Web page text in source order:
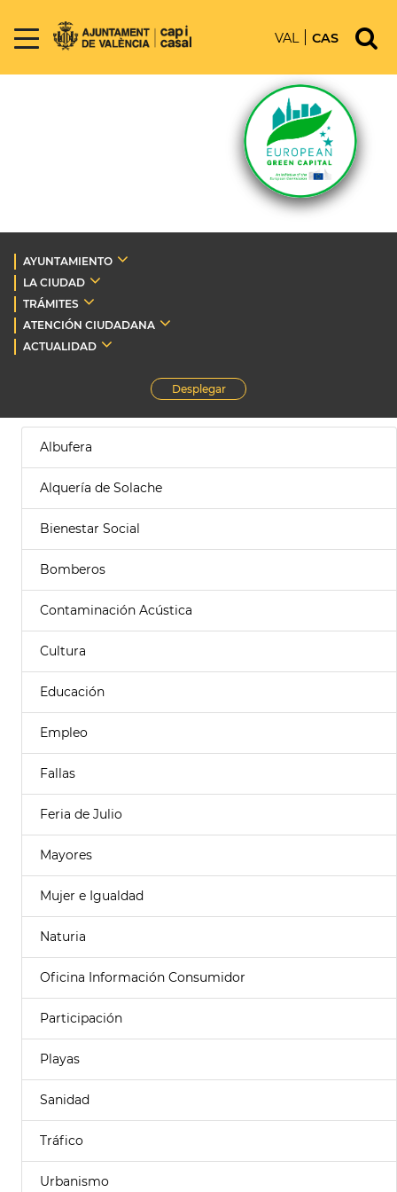
VAL CAS
AYUNTAMIENTO
LA CIUDAD
TRÁMITES
ATENCIÓN CIUDADANA
ACTUALIDAD
Desplegar
Albufera
Alquería de Solache
Bienestar Social
Bomberos
Contaminación Acústica
Cultura
Educación
Empleo
Fallas
Feria de Julio
Mayores
Mujer e Igualdad
Naturia
Oficina Información Consumidor
Participación
Playas
Sanidad
Tráfico
Urbanismo